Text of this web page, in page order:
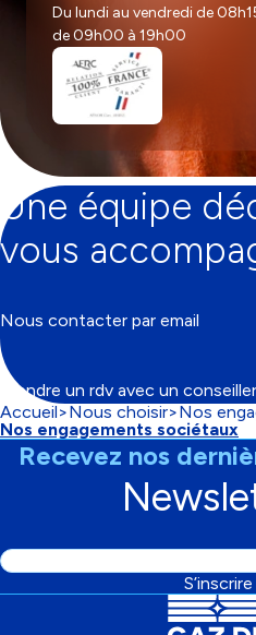
Du lundi au vendredi de
de 09h00 à 19h00
Une équipe
vous
Nous contacter par email
Prendre un rdv avec un conseiller
Fil
d'Ariane
Accueil Nous choisir Nos
Nos engagements sociétaux
Recevez nos
Adresse
S’inscrire